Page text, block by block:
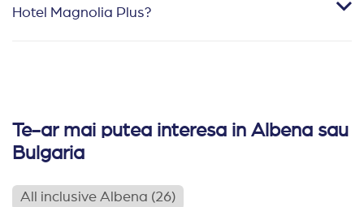
Hotel Magnolia Plus?
Te-ar mai putea interesa in Albena sau
Bulgaria
All inclusive Albena (26)